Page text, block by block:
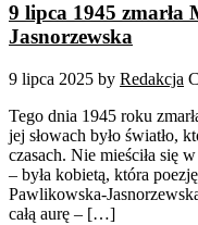
9 lipca 1945
Jasnorzewska
9 lipca 2025 by Redakcja
Tego dnia 1945 roku
jej słowach było światło,
czasach. Nie mieściła się
– była kobietą, która
Pawlikowska-
całą aurę – […]